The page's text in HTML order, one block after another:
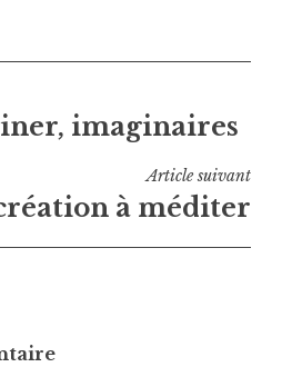
imaginaires
Article suivant
à méditer